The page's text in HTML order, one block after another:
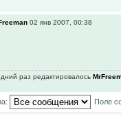
02 янв 2007, 00:38
раз редактировалось
Поле